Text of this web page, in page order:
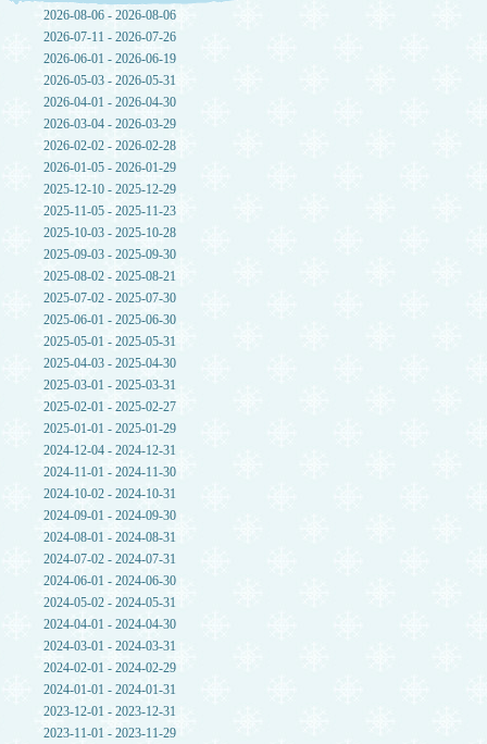
2026-08-06 - 2026-08-06
2026-07-11 - 2026-07-26
2026-06-01 - 2026-06-19
2026-05-03 - 2026-05-31
2026-04-01 - 2026-04-30
2026-03-04 - 2026-03-29
2026-02-02 - 2026-02-28
2026-01-05 - 2026-01-29
2025-12-10 - 2025-12-29
2025-11-05 - 2025-11-23
2025-10-03 - 2025-10-28
2025-09-03 - 2025-09-30
2025-08-02 - 2025-08-21
2025-07-02 - 2025-07-30
2025-06-01 - 2025-06-30
2025-05-01 - 2025-05-31
2025-04-03 - 2025-04-30
2025-03-01 - 2025-03-31
2025-02-01 - 2025-02-27
2025-01-01 - 2025-01-29
2024-12-04 - 2024-12-31
2024-11-01 - 2024-11-30
2024-10-02 - 2024-10-31
2024-09-01 - 2024-09-30
2024-08-01 - 2024-08-31
2024-07-02 - 2024-07-31
2024-06-01 - 2024-06-30
2024-05-02 - 2024-05-31
2024-04-01 - 2024-04-30
2024-03-01 - 2024-03-31
2024-02-01 - 2024-02-29
2024-01-01 - 2024-01-31
2023-12-01 - 2023-12-31
2023-11-01 - 2023-11-29